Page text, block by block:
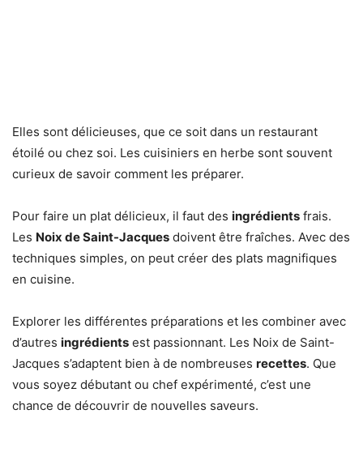
Elles sont délicieuses, que ce soit dans un restaurant
étoilé ou chez soi. Les cuisiniers en herbe sont souvent
curieux de savoir comment les préparer.
Pour faire un plat délicieux, il faut des ingrédients frais.
Les Noix de Saint-Jacques doivent être fraîches. Avec des
techniques simples, on peut créer des plats magnifiques
en cuisine.
Explorer les différentes préparations et les combiner avec
d’autres ingrédients est passionnant. Les Noix de Saint-
Jacques s’adaptent bien à de nombreuses recettes. Que
vous soyez débutant ou chef expérimenté, c’est une
chance de découvrir de nouvelles saveurs.